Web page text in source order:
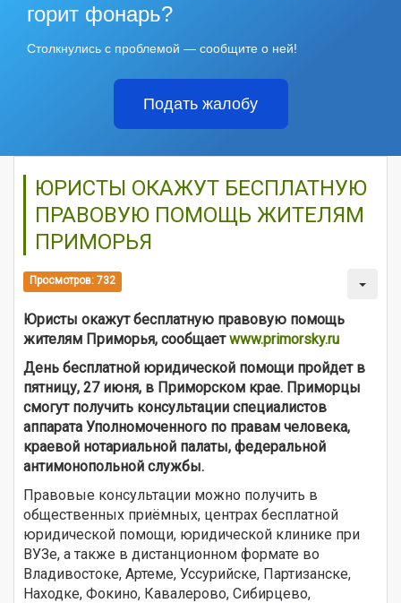
горит фонарь?
Столкнулись с проблемой — сообщите о ней!
Подать жалобу
ЮРИСТЫ ОКАЖУТ БЕСПЛАТНУЮ
ПРАВОВУЮ ПОМОЩЬ ЖИТЕЛЯМ
ПРИМОРЬЯ
Просмотров: 732
Юристы окажут бесплатную правовую помощь
жителям Приморья, сообщаетwww.primorsky.ru
День бесплатной юридической помощи пройдет в
пятницу, 27 июня, в Приморском крае. Приморцы
смогут получить консультации специалистов
аппарата Уполномоченного по правам человека,
краевой нотариальной палаты, федеральной
антимонопольной службы.
Правовые консультации можно получить в
общественных приёмных, центрах бесплатной
юридической помощи, юридической клинике при
ВУЗе, а также в дистанционном формате во
Владивостоке, Артеме, Уссурийске, Партизанске,
Находке, Фокино, Кавалерово, Сибирцево,